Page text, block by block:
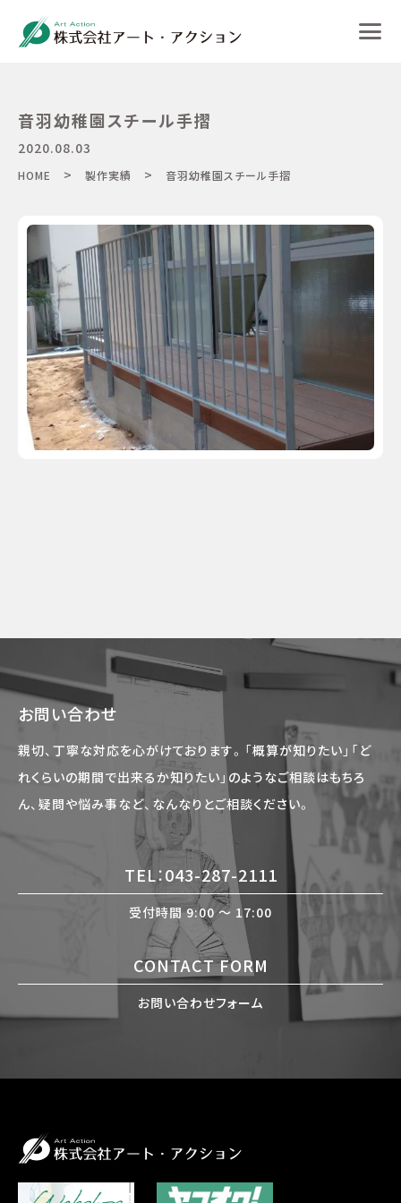
音羽幼稚園スチール手摺
2020.08.03
HOME > 製作実績 > 音羽幼稚園スチール手摺
お問い合わせ
親切、丁寧な対応を心がけております。「概算が知りたい」「ど
れくらいの期間で出来るか知りたい」のようなご相談はもちろ
ん、疑問や悩み事など、なんなりとご相談ください。
TEL：043-287-2111
受付時間 9:00 〜 17:00
CONTACT FORM
お問い合わせフォーム